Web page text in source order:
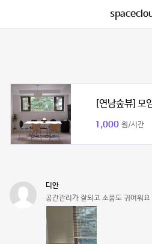
[연남숲뷰] 모
1,000 원/시간
디안
공간관리가 잘되고 소품도 귀여워